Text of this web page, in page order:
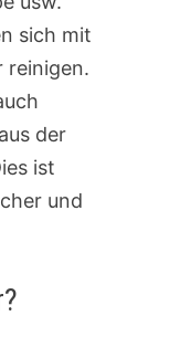
sich mit
reinigen.
der
ist
und